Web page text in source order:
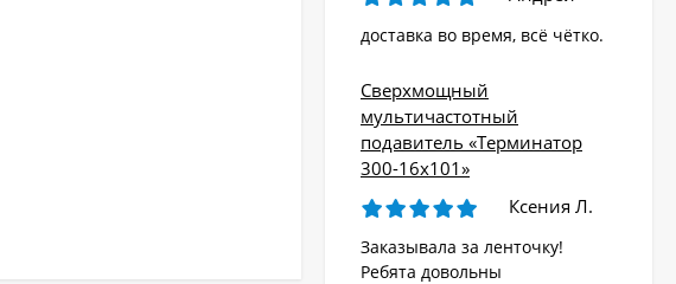
доставка во время, всё чётко.
Сверхмощный
мультичастотный
подавитель «Терминатор
300-16х101»
Ксения Л.
Заказывала за ленточку!
Ребята довольны